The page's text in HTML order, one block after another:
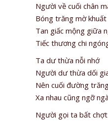
Người về cuối chân
Bóng trăng mờ khuất
Tan giấc mộng giữa
Tiếc thương chi
Ta dư thừa nỗi nhớ
Người dư thừa dối
Nên cuối đường
Xa nhau cũng ngỡ
Người gọi ta bất chợt